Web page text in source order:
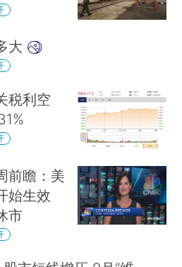
大
税利空
前瞻：美
始生效
市